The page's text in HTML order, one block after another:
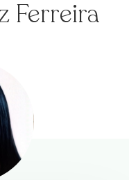
Ferreira